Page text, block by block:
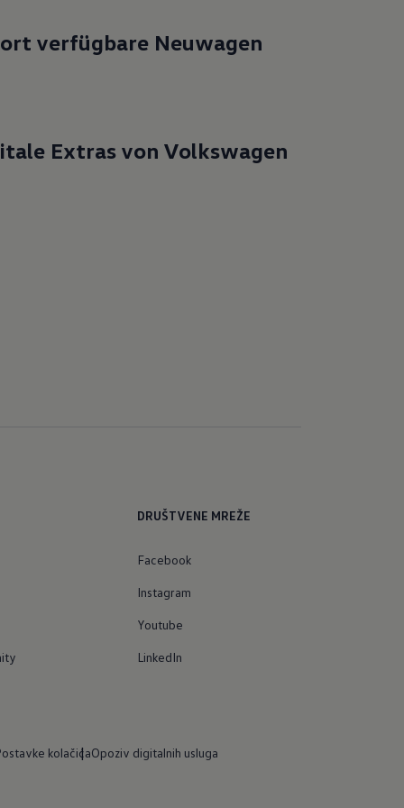
verfügbare Neuwagen
Extras von Volkswagen
DRUŠTVENE MREŽE
Facebook
Instagram
Youtube
LinkedIn
kolačićaOpoziv digitalnih usluga